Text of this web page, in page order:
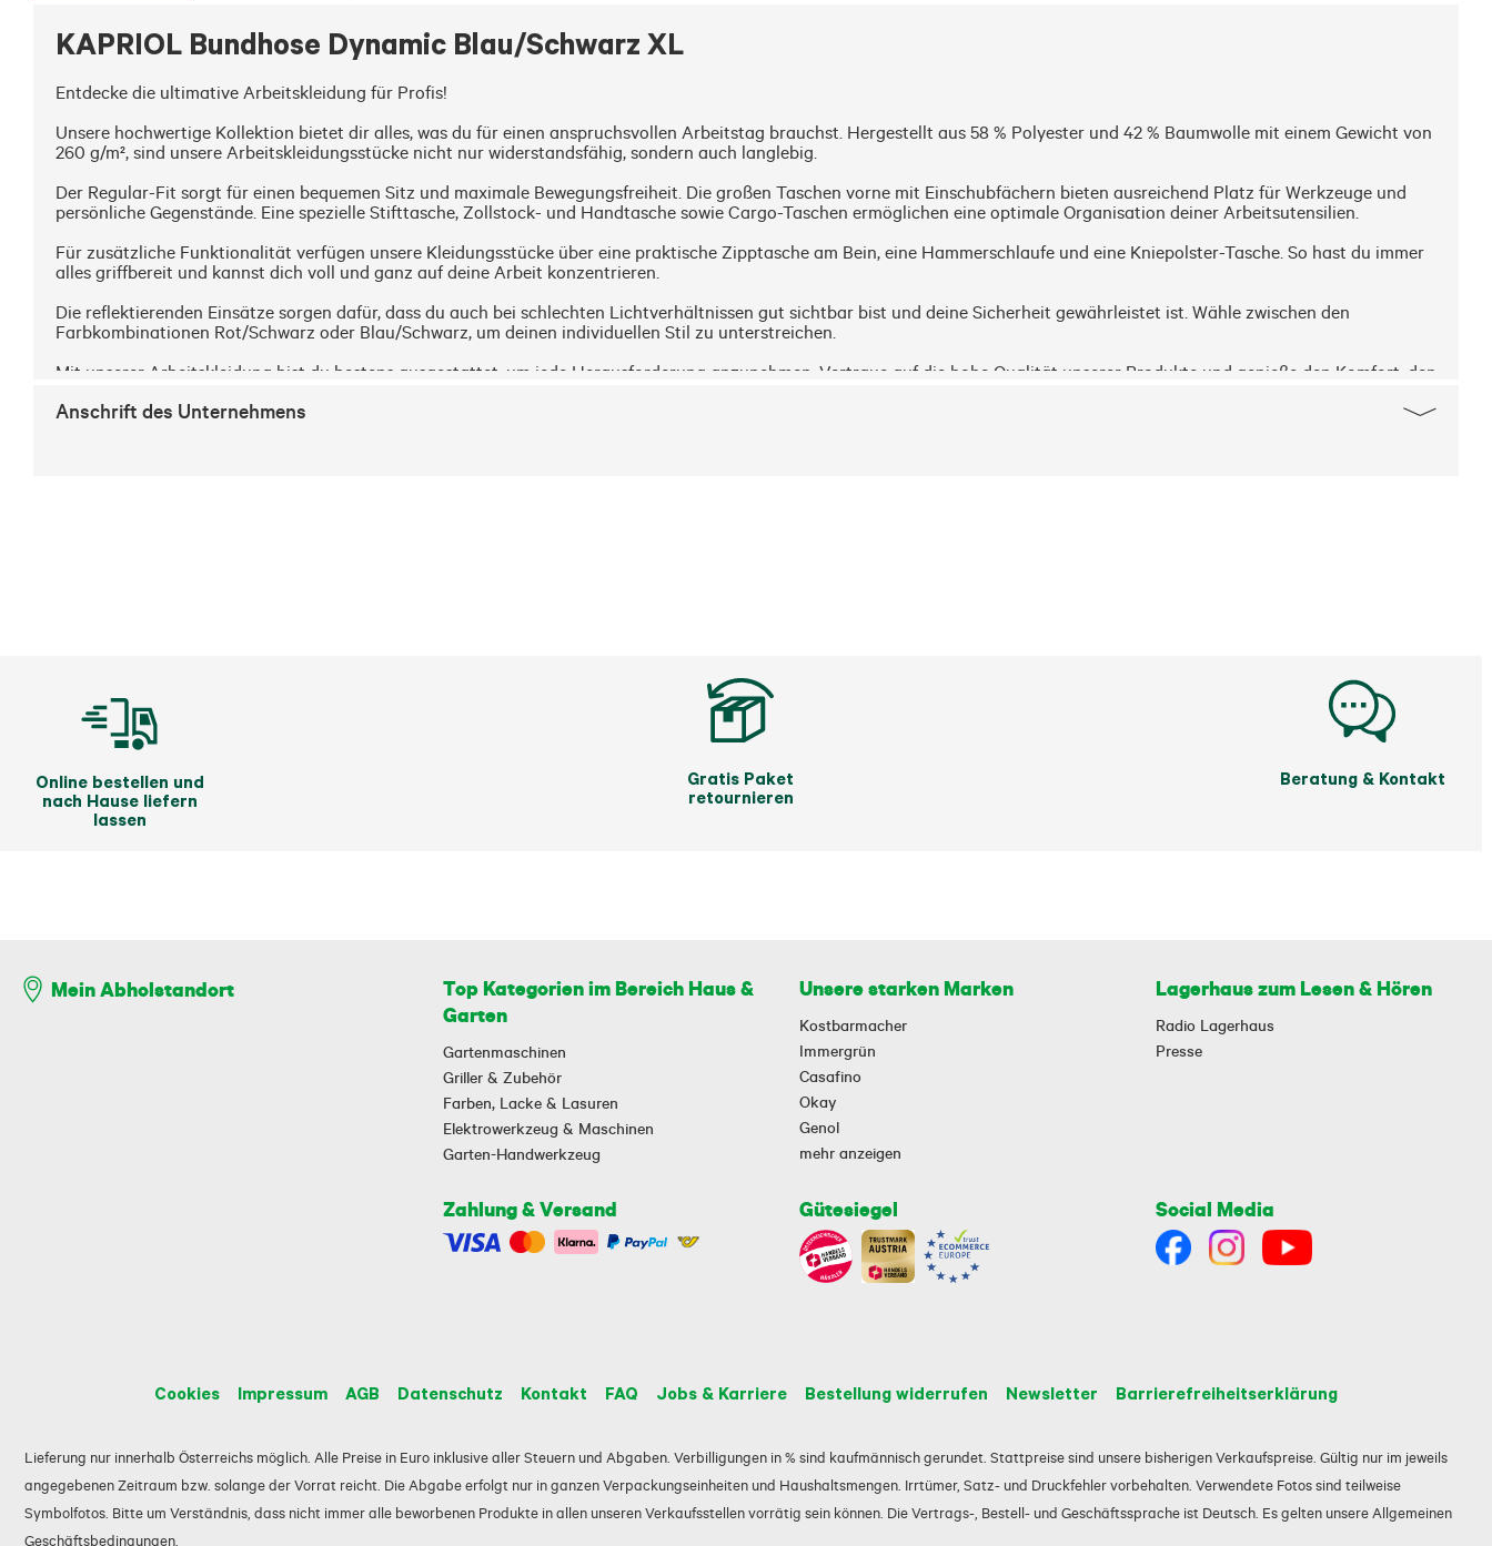
KAPRIOL Bundhose Dynamic Blau/Schwarz XL
Entdecke die ultimative Arbeitskleidung für Profis!
Unsere hochwertige Kollektion bietet dir alles, was du für einen anspruchsvollen Arbeitstag brauchst. Hergestellt aus 58 % Polyester und 42 % Baumwolle mit einem Gewicht von
260 g/m², sind unsere Arbeitskleidungsstücke nicht nur widerstandsfähig, sondern auch langlebig.
Der Regular-Fit sorgt für einen bequemen Sitz und maximale Bewegungsfreiheit. Die großen Taschen vorne mit Einschubfächern bieten ausreichend Platz für Werkzeuge und
persönliche Gegenstände. Eine spezielle Stifttasche, Zollstock- und Handtasche sowie Cargo-Taschen ermöglichen eine optimale Organisation deiner Arbeitsutensilien.
Für zusätzliche Funktionalität verfügen unsere Kleidungsstücke über eine praktische Zipptasche am Bein, eine Hammerschlaufe und eine Kniepolster-Tasche. So hast du immer
alles griffbereit und kannst dich voll und ganz auf deine Arbeit konzentrieren.
Die reflektierenden Einsätze sorgen dafür, dass du auch bei schlechten Lichtverhältnissen gut sichtbar bist und deine Sicherheit gewährleistet ist. Wähle zwischen den
Farbkombinationen Rot/Schwarz oder Blau/Schwarz, um deinen individuellen Stil zu unterstreichen.
Mit unserer Arbeitskleidung bist du bestens ausgestattet, um jede Herausforderung anzunehmen. Vertraue auf die hohe Qualität unserer Produkte und genieße den Komfort, den
Anschrift des Unternehmens
Online bestellen und
nach Hause liefern
lassen
Gratis Paket
retournieren
Beratung & Kontakt
Mein Abholstandort
Top Kategorien im Bereich Haus &
Garten
Gartenmaschinen
Griller & Zubehör
Farben, Lacke & Lasuren
Elektrowerkzeug & Maschinen
Garten-Handwerkzeug
Unsere starken Marken
Kostbarmacher
Immergrün
Casafino
Okay
Genol
mehr anzeigen
Lagerhaus zum Lesen & Hören
Radio Lagerhaus
Presse
Zahlung & Versand Gütesiegel Social Media
Cookies Impressum AGB Datenschutz Kontakt FAQ Jobs & Karriere Bestellung widerrufen Newsletter Barrierefreiheitserklärung
Lieferung nur innerhalb Österreichs möglich. Alle Preise in Euro inklusive aller Steuern und Abgaben. Verbilligungen in % sind kaufmännisch gerundet. Stattpreise sind unsere bisherigen Verkaufspreise. Gültig nur im jeweils
angegebenen Zeitraum bzw. solange der Vorrat reicht. Die Abgabe erfolgt nur in ganzen Verpackungseinheiten und Haushaltsmengen. Irrtümer, Satz- und Druckfehler vorbehalten. Verwendete Fotos sind teilweise
Symbolfotos. Bitte um Verständnis, dass nicht immer alle beworbenen Produkte in allen unseren Verkaufsstellen vorrätig sein können. Die Vertrags-, Bestell- und Geschäftssprache ist Deutsch. Es gelten unsere Allgemeinen
Geschäftsbedingungen.